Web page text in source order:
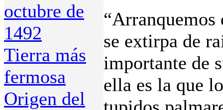
octubre de
1492
Tierra más
fermosa
Origen del
“Arranquemos
se extirpa de
importante de
ella es la que